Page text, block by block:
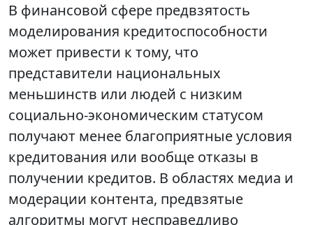
В финансовой сфере предвзятость
моделирования кредитоспособности
может привести к тому, что
представители национальных
меньшинств или людей с низким
социально-экономическим статусом
получают менее благоприятные условия
кредитования или вообще отказы в
получении кредитов. В областях медиа и
модерации контента, предвзятые
алгоритмы могут несправедливо